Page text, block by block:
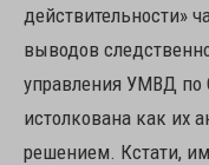
действительности»
выводов
управления УМВД по
истолкована как их
решением. Кстати,